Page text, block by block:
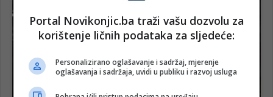
Portal Novikonjic.ba traži vašu dozvolu za
korištenje ličnih podataka za sljedeće:
Personalizirano oglašavanje i sadržaj, mjerenje
oglašavanja i sadržaja, uvidi u publiku i razvoj usluga